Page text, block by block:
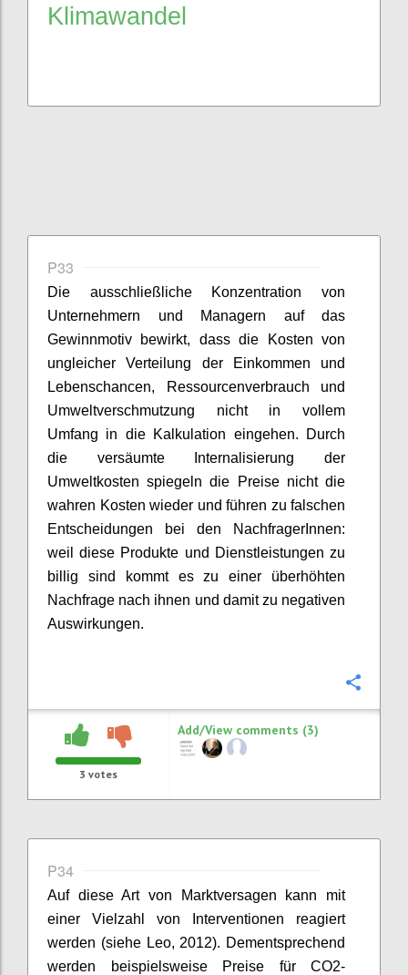
Klimawandel
P33
Die ausschließliche Konzentration von
Unternehmern und Managern auf das
Gewinnmotiv bewirkt, dass die Kosten von
ungleicher Verteilung der Einkommen und
Lebenschancen, Ressourcenverbrauch und
Umweltverschmutzung nicht in vollem
Umfang in die Kalkulation eingehen.
Durch
die versäumte Internalisierung der
Umweltkosten spiegeln die Preise nicht die
wahren Kosten wieder und führen zu falschen
Entscheidungen
bei den NachfragerInnen:
weil diese Produkte und Dienstleistungen zu
billig sind kommt es zu einer überhöhten
Nachfrage nach ihnen und damit zu negativen
Auswirkungen.
3 votes
Add/View comments (3)
P34
Auf diese Art von Marktversagen kann mit
einer Vielzahl von Interventionen reagiert
werden (siehe Leo, 2012). Dementsprechend
werden beispielsweise Preise für CO2-